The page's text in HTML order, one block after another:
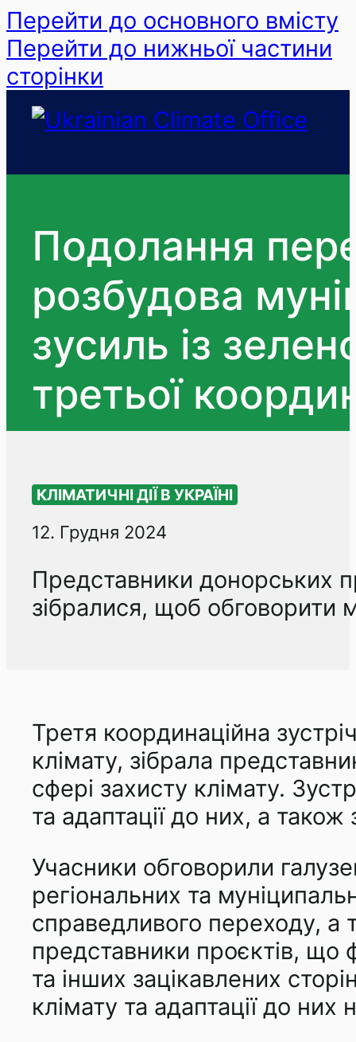
Перейти до основного вмісту
Перейти до нижньої частини
сторінки
Подолання
розбудова
зусиль із
третьої
КЛІМАТИЧНІ ДІЇ В УКРАЇНІ
12. Грудня 2024
Представники донорських
зібралися, щоб обговорити
Третя координаційна
клімату, зібрала
сфері захисту клімату.
та адаптації до них, а
Учасники обговорили
регіональних та
справедливого переходу, а
представники проєктів, що
та інших зацікавлених
клімату та адаптації до них